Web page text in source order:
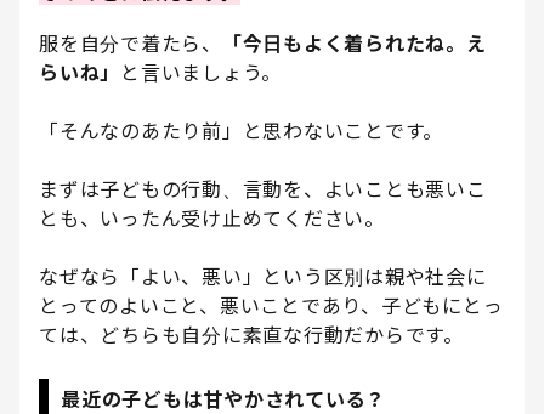
服を自分で着たら、
「今日もよく着られたね。え
らいね」
と言いましょう。
「そんなのあたり前」と思わないことです。
まずは子どもの行動、言動を、よいことも悪いこ
とも、いったん受け止めてください。
なぜなら「よい、悪い」という区別は親や社会に
とってのよいこと、悪いことであり、子どもにとっ
ては、どちらも自分に素直な行動だからです。
最近の子どもは甘やかされている？